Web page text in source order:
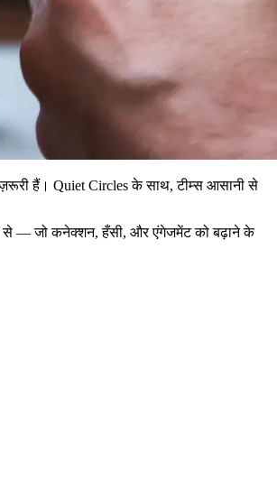
हैं। Quiet Circles के साथ, टीम्स आसानी से
से — जो कनेक्शन, हँसी, और एंगेजमेंट को बढ़ाने के